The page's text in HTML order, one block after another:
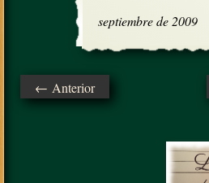
septiembre de 2009
← Anterior